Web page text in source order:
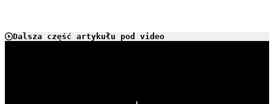
Dalsza część artykułu pod video